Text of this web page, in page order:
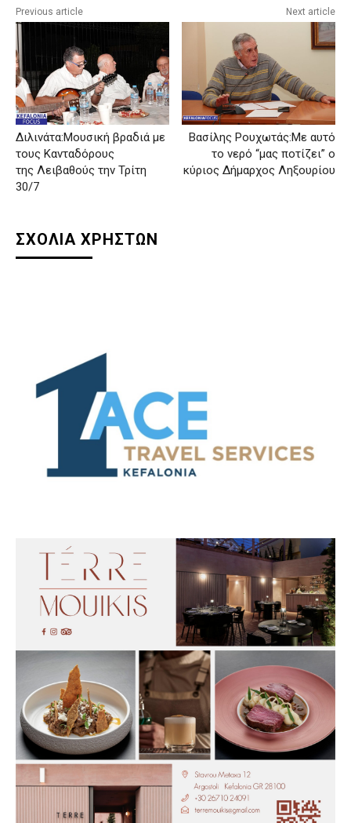
Previous article
Διλινάτα:Μουσική βραδιά με
τους Κανταδόρους
της Λειβαθούς την Τρίτη
30/7
Next article
Βασίλης Ρουχωτάς:Με αυτό
το νερό “μας ποτίζει” ο
κύριος Δήμαρχος Ληξουρίου
ΣΧΟΛΙΑ ΧΡΗΣΤΩΝ